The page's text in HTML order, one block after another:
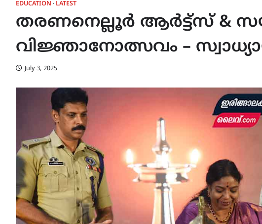
EDUCATION LATEST
തരണനെല്ലൂർ ആർട്ട്സ് &
വിജ്ഞാനോത്സവം –
July 3, 2025